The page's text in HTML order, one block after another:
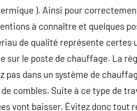
). Ainsi pour
à connaître et quelques
de qualité représente certes
le poste de chauffage. La
dans un système de
combles. Suite à ce type de
vont baisser. Évitez donc tout